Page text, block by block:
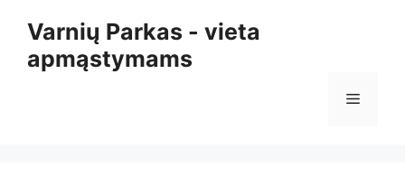
turinio
Varnių Parkas - vieta
apmąstymams
Meniu